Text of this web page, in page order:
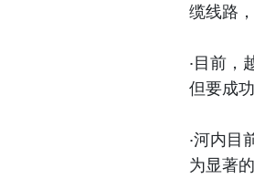
缆线路
·目前，
但要成
·河内目
为显著